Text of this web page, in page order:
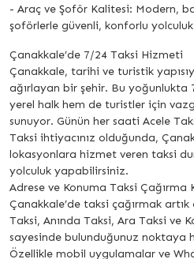
- Araç ve Şoför Kalitesi: Modern,
şoförlerle güvenli, konforlu yolculuk
Çanakkale’de 7/24 Taksi Hizmeti
Çanakkale, tarihi ve turistik
ağırlayan bir şehir. Bu yoğunlukta
yerel halk hem de turistler için
sunuyor. Günün her saati Acele
Taksi ihtiyacınız olduğunda,
lokasyonlara hizmet veren taksi
yolculuk yapabilirsiniz.
Adrese ve Konuma Taksi Çağırma
Çanakkale’de taksi çağırmak
Taksi, Anında Taksi, Ara Taksi ve
sayesinde bulunduğunuz noktaya
Özellikle mobil uygulamalar ve